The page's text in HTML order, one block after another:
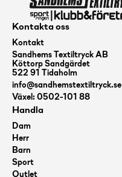
mängd
Kontakta oss
Kontakt
Sandhems Textiltryck AB
Köttorp Sandgärdet
522 91 Tidaholm
info@sandhemstextiltryck.se
Växel: 0502-101 88
Handla
Dam
Herr
Barn
Sport
Outlet